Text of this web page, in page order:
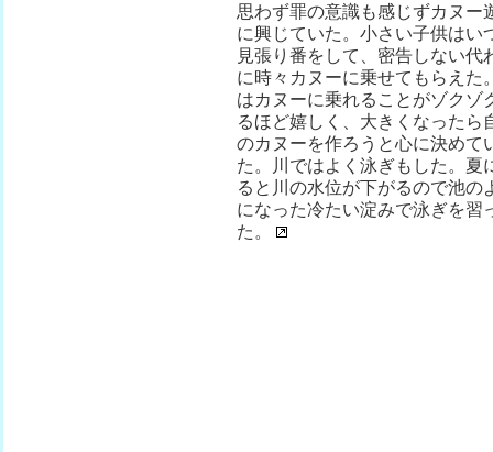
思わず罪の意識も感じずカヌー
に興じていた。小さい子供はい
見張り番をして、密告しない代
に時々カヌーに乗せてもらえた
はカヌーに乗れることがゾクゾ
るほど嬉しく、大きくなったら
のカヌーを作ろうと心に決めて
た。川ではよく泳ぎもした。夏
ると川の水位が下がるので池の
になった冷たい淀みで泳ぎを習
た。